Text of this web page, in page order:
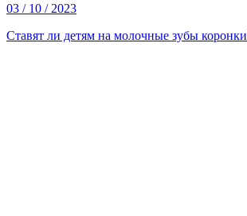
03 / 10 / 2023
Ставят ли детям на молочные зубы